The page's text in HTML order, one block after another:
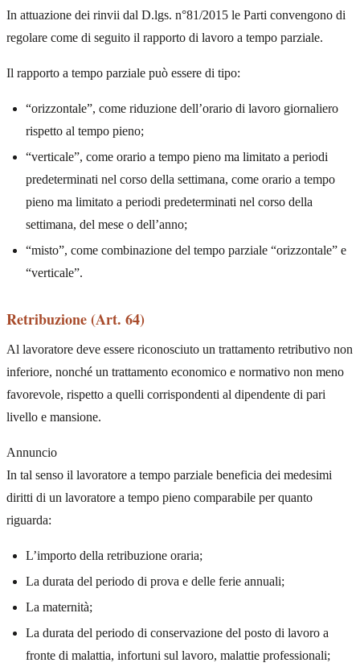
In attuazione dei rinvii dal D.lgs. n°81/2015 le Parti convengono di
regolare come di seguito il rapporto di lavoro a tempo parziale.
Il rapporto a tempo parziale può essere di tipo:
“orizzontale”, come riduzione dell’orario di lavoro giornaliero
rispetto al tempo pieno;
“verticale”, come orario a tempo pieno ma limitato a periodi
predeterminati nel corso della settimana, come orario a tempo
pieno ma limitato a periodi predeterminati nel corso della
settimana, del mese o dell’anno;
“misto”, come combinazione del tempo parziale “orizzontale” e
“verticale”.
Retribuzione (Art. 64)
Al lavoratore deve essere riconosciuto un trattamento retributivo non
inferiore, nonché un trattamento economico e normativo non meno
favorevole, rispetto a quelli corrispondenti al dipendente di pari
livello e mansione.
Annuncio
In tal senso il lavoratore a tempo parziale beneficia dei medesimi
diritti di un lavoratore a tempo pieno comparabile per quanto
riguarda:
L’importo della retribuzione oraria;
La durata del periodo di prova e delle ferie annuali;
La maternità;
La durata del periodo di conservazione del posto di lavoro a
fronte di malattia, infortuni sul lavoro, malattie professionali;